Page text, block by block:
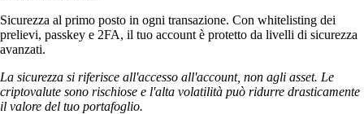
Sicurezza al primo posto in ogni transazione. Con whitelisting dei
prelievi, passkey e 2FA, il tuo account è protetto da livelli di sicurezza
avanzati.
La sicurezza si riferisce all'accesso all'account, non agli asset. Le
criptovalute sono rischiose e l'alta volatilità può ridurre drasticamente
il valore del tuo portafoglio.